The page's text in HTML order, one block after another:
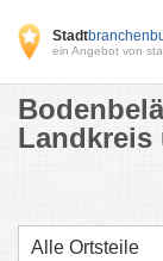
Stadt
ein Angebot von
Landkreis
Alle Ortsteile